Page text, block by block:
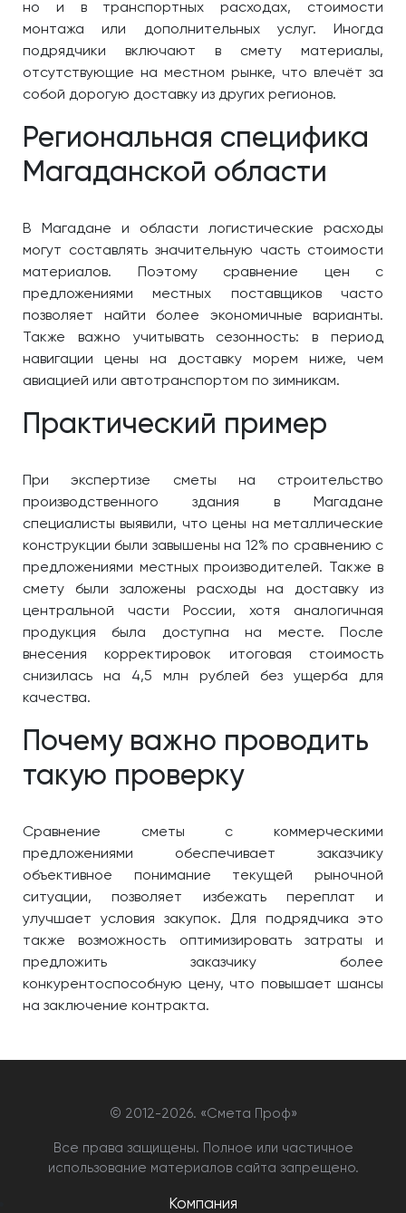
но и в транспортных расходах, стоимости
монтажа или дополнительных услуг. Иногда
подрядчики включают в смету материалы,
отсутствующие на местном рынке, что влечёт за
собой дорогую доставку из других регионов.
Региональная специфика
Магаданской области
В Магадане и области логистические расходы
могут составлять значительную часть стоимости
материалов. Поэтому сравнение цен с
предложениями местных поставщиков часто
позволяет найти более экономичные варианты.
Также важно учитывать сезонность: в период
навигации цены на доставку морем ниже, чем
авиацией или автотранспортом по зимникам.
Практический пример
При экспертизе сметы на строительство
производственного здания в Магадане
специалисты выявили, что цены на металлические
конструкции были завышены на 12% по сравнению с
предложениями местных производителей. Также в
смету были заложены расходы на доставку из
центральной части России, хотя аналогичная
продукция была доступна на месте. После
внесения корректировок итоговая стоимость
снизилась на 4,5 млн рублей без ущерба для
качества.
Почему важно проводить
такую проверку
Сравнение сметы с коммерческими
предложениями обеспечивает заказчику
объективное понимание текущей рыночной
ситуации, позволяет избежать переплат и
улучшает условия закупок. Для подрядчика это
также возможность оптимизировать затраты и
предложить заказчику более
конкурентоспособную цену, что повышает шансы
на заключение контракта.
© 2012-2026. «Смета Проф»
Все права защищены. Полное или частичное
использование материалов сайта запрещено.
Компания